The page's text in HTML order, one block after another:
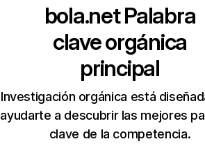
bola.netPalabra
clave orgánica
principal
Investigación orgánica está
ayudarte a descubrir las mejores
clave de la competencia.